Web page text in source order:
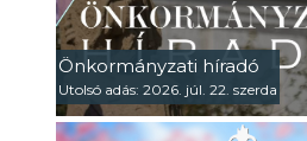
Önkormányzati híradó
Utolsó adás: 2026. júl. 22. szerda